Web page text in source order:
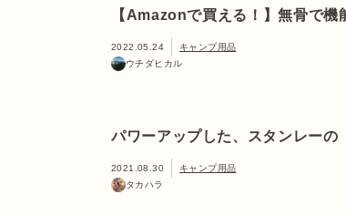
【Amazonで買える！】無骨で機
2022.05.24
キャンプ用品
ウチダヒカル
パワーアップした、スタンレーの
2021.08.30
キャンプ用品
タカハラ